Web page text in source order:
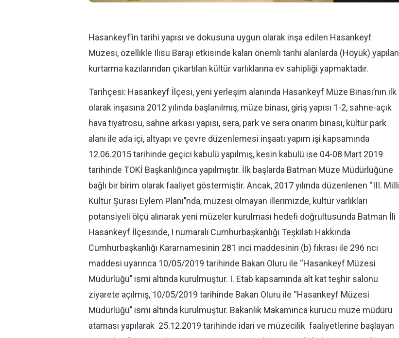
Hasankeyf’in tarihi yapısı ve dokusuna uygun olarak inşa edilen Hasankeyf
Müzesi, özellikle Ilısu Barajı etkisinde kalan önemli tarihi alanlarda (Höyük) yapılan
kurtarma kazılarından çıkartılan kültür varlıklarına ev sahipliği yapmaktadır.
Tarihçesi: Hasankeyf İlçesi, yeni yerleşim alanında Hasankeyf Müze Binası’nın ilk
olarak inşasına 2012 yılında başlanılmış, müze binası, giriş yapısı 1-2, sahne-açık
hava tiyatrosu, sahne arkası yapısı, sera, park ve sera onarım binası, kültür park
alanı ile ada içi, altyapı ve çevre düzenlemesi inşaatı yapım işi kapsamında
12.06.2015 tarihinde geçici kabulü yapılmış, kesin kabulü ise 04-08 Mart 2019
tarihinde TOKİ Başkanlığınca yapılmıştır. İlk başlarda Batman Müze Müdürlüğüne
bağlı bir birim olarak faaliyet göstermiştir. Ancak, 2017 yılında düzenlenen ‘‘III. Milli
Kültür Şurası Eylem Planı’’nda, müzesi olmayan illerimizde, kültür varlıkları
potansiyeli ölçü alınarak yeni müzeler kurulması hedefi doğrultusunda Batman İli
Hasankeyf İlçesinde, I numaralı Cumhurbaşkanlığı Teşkilatı Hakkında
Cumhurbaşkanlığı Kararnamesinin 281 inci maddesinin (b) fıkrası ile 296 ncı
maddesi uyarınca 10/05/2019 tarihinde Bakan Oluru ile ‘‘Hasankeyf Müzesi
Müdürlüğü’’ ismi altında kurulmuştur. I. Etab kapsamında alt kat teşhir salonu
ziyarete açılmış, 10/05/2019 tarihinde Bakan Oluru ile ‘‘Hasankeyf Müzesi
Müdürlüğü’’ ismi altında kurulmuştur. Bakanlık Makamınca kurucu müze müdürü
ataması yapılarak 25.12.2019 tarihinde idari ve müzecilik faaliyetlerine başlayan